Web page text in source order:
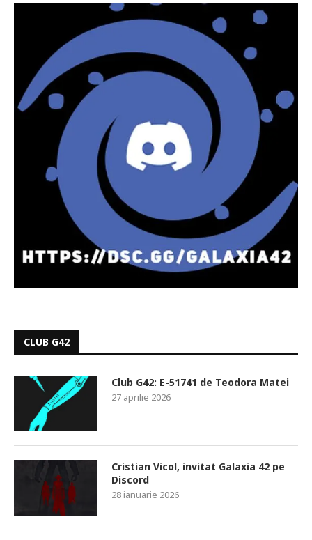
CLUB G42
Club G42: E-51741 de Teodora Matei
27 aprilie 2026
Cristian Vicol, invitat Galaxia 42 pe
Discord
28 ianuarie 2026